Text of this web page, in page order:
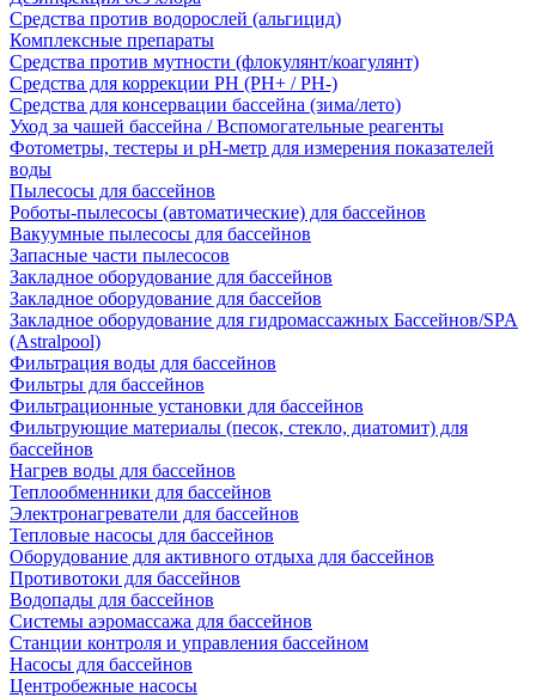
Средства против водорослей (альгицид)
Комплексные препараты
Средства против мутности (флокулянт/коагулянт)
Средства для коррекции PH (PH+ / PH-)
Средства для консервации бассейна (зима/лето)
Уход за чашей бассейна / Вспомогательные реагенты
Фотометры, тестеры и рН-метр для измерения показателей
воды
Пылесосы для бассейнов
Роботы-пылесосы (автоматические) для бассейнов
Вакуумные пылесосы для бассейнов
Запасные части пылесосов
Закладное оборудование для бассейнов
Закладное оборудование для бассейов
Закладное оборудование для гидромассажных Бассейнов/SPA
(Astralpool)
Фильтрация воды для бассейнов
Фильтры для бассейнов
Фильтрационные установки для бассейнов
Фильтрующие материалы (песок, стекло, диатомит) для
бассейнов
Нагрев воды для бассейнов
Теплообменники для бассейнов
Электронагреватели для бассейнов
Тепловые насосы для бассейнов
Оборудование для активного отдыха для бассейнов
Противотоки для бассейнов
Водопады для бассейнов
Системы аэромассажа для бассейнов
Станции контроля и управления бассейном
Насосы для бассейнов
Центробежные насосы